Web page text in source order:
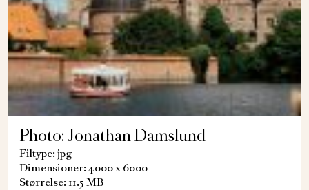
Photo: Jonathan Damslund
Filtype: jpg
Dimensioner: 4000 x 6000
Størrelse: 11.5 MB